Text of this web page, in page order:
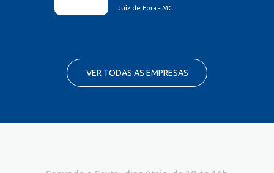
Juiz de Fora - MG
VER TODAS AS EMPRESAS